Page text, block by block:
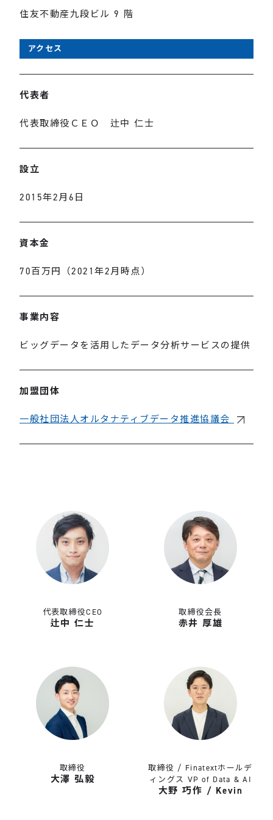
住友不動産九段ビル 9 階
アクセス
代表者
代表取締役ＣＥＯ 辻中 仁士
設立
2015年2月6日
資本金
70百万円（2021年2月時点）
事業内容
ビッグデータを活用したデータ分析サービスの提供
加盟団体
一般社団法人オルタナティブデータ推進協議会
代表取締役CEO
辻中 仁士
取締役会長
赤井 厚雄
取締役
大澤 弘毅
取締役 / Finatextホールデ
ィングス VP of Data & AI
大野 巧作 / Kevin